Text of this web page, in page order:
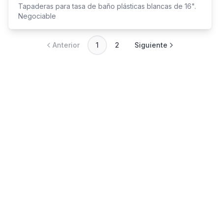
Tapaderas para tasa de baño plásticas blancas de 16".
Negociable
Anterior 1 2 Siguiente